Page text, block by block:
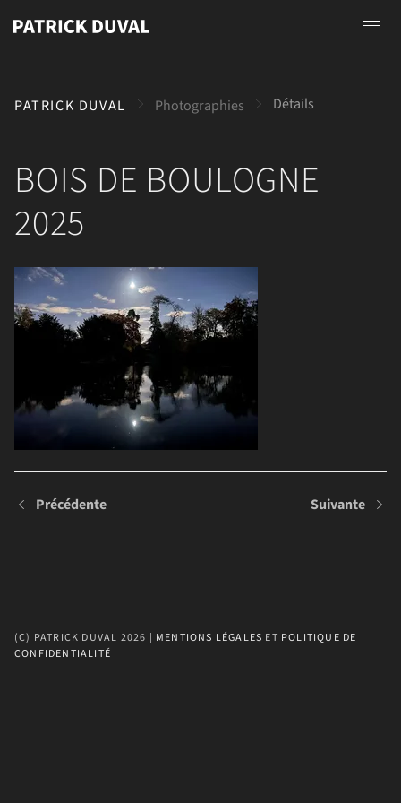
A propos
Peintures
Dessins
Contact
PATRICK DUVAL Photographies Détails
BOIS DE BOULOGNE
2025
Voir l'image complète
Précédente Suivante
(C) PATRICK DUVAL 2026 | MENTIONS LÉGALES ET POLITIQUE DE
CONFIDENTIALITÉ